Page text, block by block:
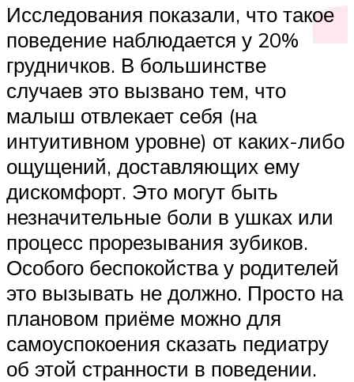
Исследования показали, что такое
поведение наблюдается у 20%
грудничков. В большинстве
случаев это вызвано тем, что
малыш отвлекает себя (на
интуитивном уровне) от каких-либо
ощущений, доставляющих ему
дискомфорт. Это могут быть
незначительные боли в ушках или
процесс прорезывания зубиков.
Особого беспокойства у родителей
это вызывать не должно. Просто на
плановом приёме можно для
самоуспокоения сказать педиатру
об этой странности в поведении.